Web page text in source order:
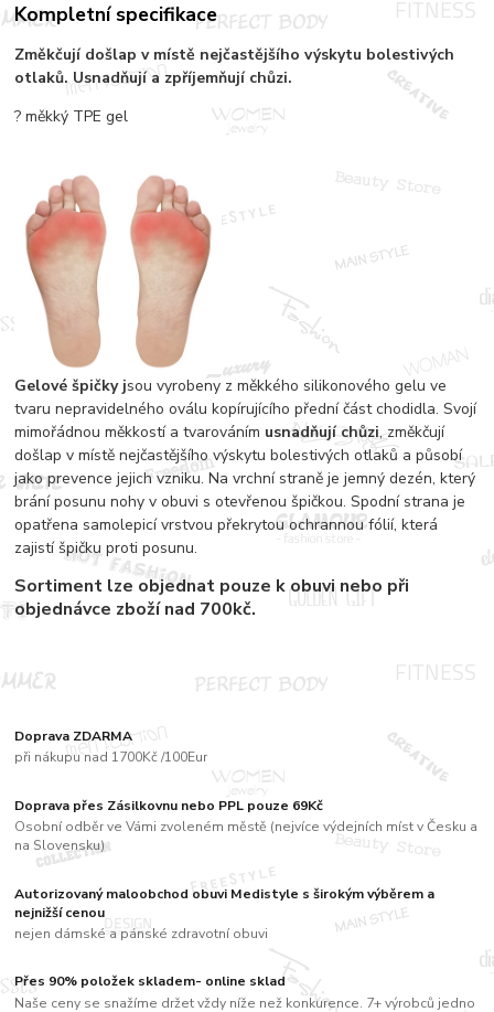
Doprava ZDARMA
při nákupu nad 1700Kč /100Eur
Doprava přes Zásilkovnu nebo PPL pouze 69Kč
Osobní odběr ve Vámi zvoleném městě (nejvíce výdejních míst v Česku a
na Slovensku)
Autorizovaný maloobchod obuvi Medistyle s širokým výběrem a
nejnižší cenou
nejen dámské a pánské zdravotní obuvi
Přes 90% položek skladem- online sklad
Naše ceny se snažíme držet vždy níže než konkurence. 7+ výrobců jedno
Kompletní specifikace
Změkčují došlap v místě nejčastějšího výskytu bolestivých
otlaků. Usnadňují a zpříjemňují chůzi.
? měkký TPE gel
Gelové špičky jsou vyrobeny z měkkého silikonového gelu ve
tvaru nepravidelného oválu kopírujícího přední část chodidla. Svojí
mimořádnou měkkostí a tvarováním usnadňují chůzi, změkčují
došlap v místě nejčastějšího výskytu bolestivých otlaků a působí
jako prevence jejich vzniku. Na vrchní straně je jemný dezén, který
brání posunu nohy v obuvi s otevřenou špičkou. Spodní strana je
opatřena samolepicí vrstvou překrytou ochrannou fólií, která
zajistí špičku proti posunu.
Sortiment lze objednat pouze k obuvi nebo při
objednávce zboží nad 700kč.